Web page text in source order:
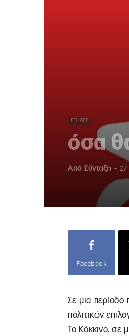
ΣΤΉΛΕΣ
όσα
Από Σύνταξη - 27
Facebook
Σε μια περίοδο
πολιτικών
Το Κόκκινο, σε